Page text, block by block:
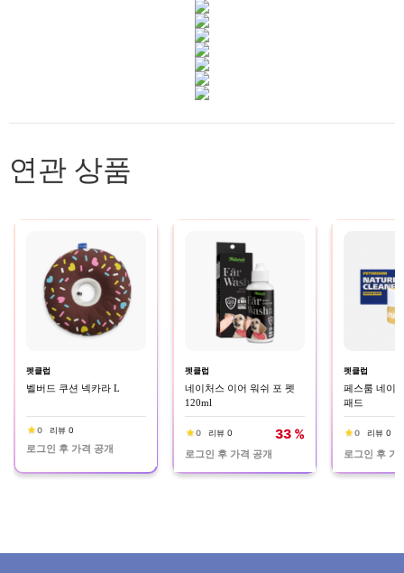
연관 상품
펫클럽
벨버드 쿠션 넥카라 L
0 리뷰 0
로그인 후 가격 공개
펫클럽
네이처스 이어 워쉬 포 펫
120ml
0 리뷰 0 33 %
로그인 후 가격 공개
펫클럽
페스룸 네이
패드
0 리뷰 0
로그인 후 가